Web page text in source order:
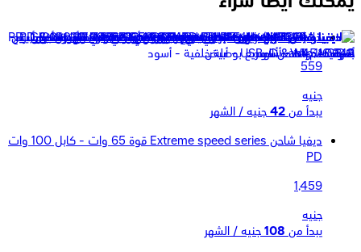
ديفيا شاحن سريع صغير Smart Series PD EU قوة 30 وات - أبيض
559
جنيه
يبدأ من 42 جنيه / الشهر
ديفيا شاحن Extreme speed series قوة 65 وات - كابل 100 وات
PD
1,459
جنيه
يبدأ من 108 جنيه / الشهر